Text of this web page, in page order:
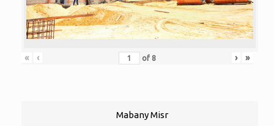
« ‹ of 8 › »
Mabany Misr